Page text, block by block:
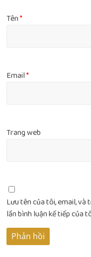
Tên*
Email*
Trang web
Lưu tên của tôi, email,
lần bình luận kế tiếp của